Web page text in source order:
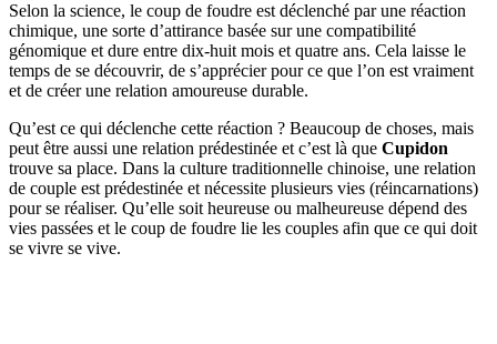
Selon la science, le coup de foudre est déclenché par une réaction
chimique, une sorte d’attirance basée sur une compatibilité
génomique et dure entre dix-huit mois et quatre ans. Cela laisse le
temps de se découvrir, de s’apprécier pour ce que l’on est vraiment
et de créer une relation amoureuse durable.
Qu’est ce qui déclenche cette réaction ? Beaucoup de choses, mais
peut être aussi une relation prédestinée et c’est là que Cupidon
trouve sa place. Dans la culture traditionnelle chinoise, une relation
de couple est prédestinée et nécessite plusieurs vies (réincarnations)
pour se réaliser. Qu’elle soit heureuse ou malheureuse dépend des
vies passées et le coup de foudre lie les couples afin que ce qui doit
se vivre se vive.